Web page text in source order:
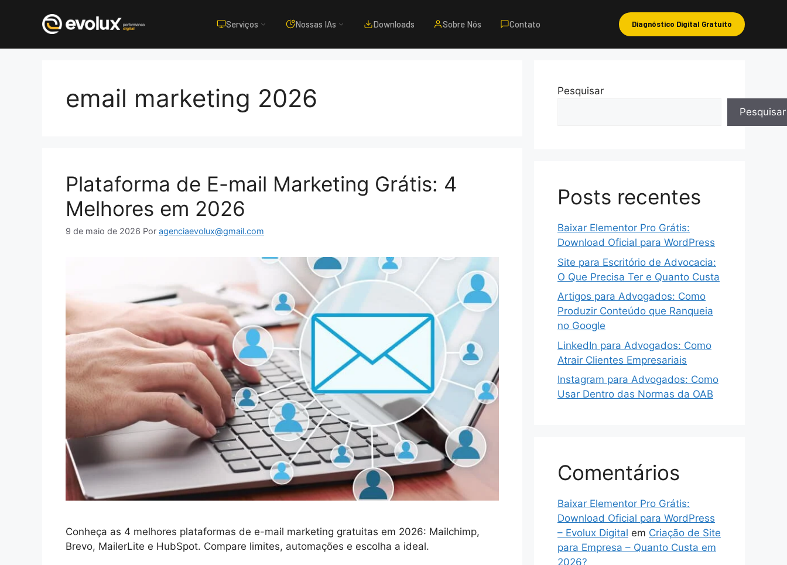
Serviços Nossas IAs Downloads Sobre Nós Contato Diagnóstico Digital Gratuito
email marketing 2026
Plataforma de E-mail Marketing Grátis: 4
Melhores em 2026
9 de maio de 2026 Por agenciaevolux@gmail.com
Conheça as 4 melhores plataformas de e-mail marketing gratuitas em 2026: Mailchimp,
Brevo, MailerLite e HubSpot. Compare limites, automações e escolha a ideal.
Pesquisar
Pesquisar
Posts recentes
Baixar Elementor Pro Grátis:
Download Oficial para WordPress
Site para Escritório de Advocacia:
O Que Precisa Ter e Quanto Custa
Artigos para Advogados: Como
Produzir Conteúdo que Ranqueia
no Google
LinkedIn para Advogados: Como
Atrair Clientes Empresariais
Instagram para Advogados: Como
Usar Dentro das Normas da OAB
Comentários
Baixar Elementor Pro Grátis:
Download Oficial para WordPress
– Evolux Digital em Criação de Site
para Empresa – Quanto Custa em
2026?